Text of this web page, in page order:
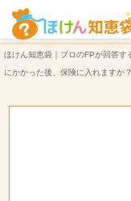
がんにかかった後、保険に入れますか？...|ほけん知恵袋
ほけん知恵袋｜プロのFPが回答す
にかかった後、保険に入れますか